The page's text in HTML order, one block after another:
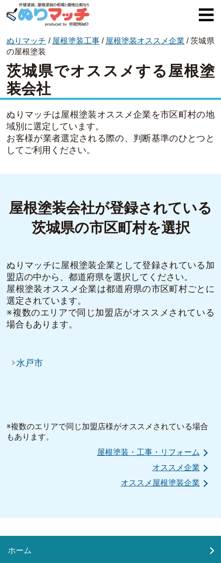
ぬりマッチとは
オススメ企業
費用と相場
外壁塗装
屋根塗装
ぬりマッチ / 屋根塗装工事/ 屋根塗装オススメ企業 /茨城県
の屋根塗装
茨城県でオススメする屋根塗
装会社
ぬりマッチは屋根塗装オススメ企業を市区町村の地
域別に選定しています。
お客様が業者選定される際の、判断基準のひとつと
してご利用ください。
屋根塗装会社が登録されている
茨城県の市区町村を選択
ぬりマッチに屋根塗装企業として登録されている加
盟店の中から、都道府県を選択してください。
屋根塗装オススメ企業は都道府県の市区町村ごとに
選定されています。
※複数のエリアで同じ加盟店がオススメされている
場合もあります。
水戸市
※複数のエリアで同じ加盟店様がオススメされている場合
もあります。
屋根塗装・工事・リフォーム
オススメ企業
オススメ屋根塗装企業
ホーム